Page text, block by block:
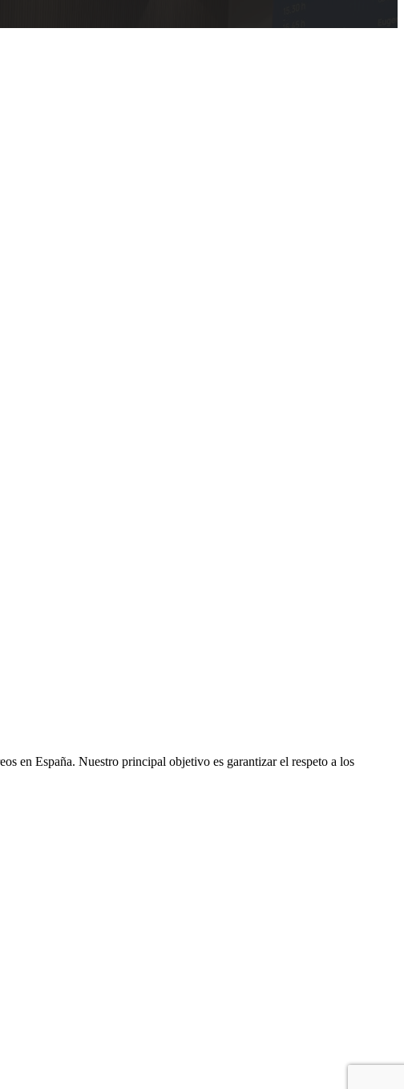
en España. Nuestro principal objetivo es garantizar el respeto a los